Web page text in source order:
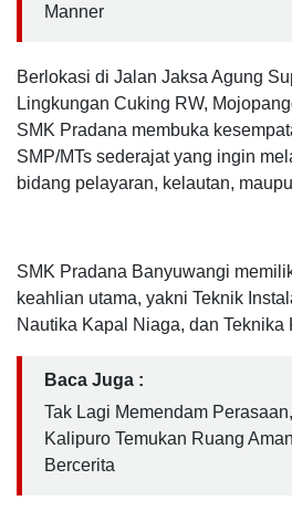
Manner
Berlokasi di Jalan Jaksa Agung
Lingkungan Cuking RW,
SMK Pradana membuka
SMP/MTs sederajat yang ingin
bidang pelayaran, kelautan,
SMK Pradana Banyuwangi
keahlian utama, yakni Teknik
Nautika Kapal Niaga, dan Teknika
Baca Juga :
Tak Lagi Memendam
Kalipuro Temukan Ruang
Bercerita